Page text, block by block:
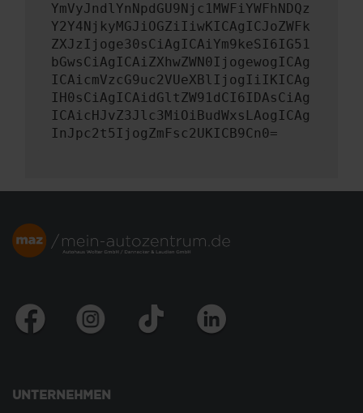
YmVyJndlYnNpdGU9Njc1MWFiYWFhNDQz
Y2Y4NjkyMGJiOGZiIiwKICAgICJoZWFk
ZXJzIjoge30sCiAgICAiYm9keSI6IG51
bGwsCiAgICAiZXhwZWN0IjogewogICAg
ICAicmVzcG9uc2VUeXBlIjogIiIKICAg
IH0sCiAgICAidGltZW91dCI6IDAsCiAg
ICAicHJvZ3Jlc3MiOiBudWxsLAogICAg
InJpc2t5IjogZmFsc2UKICB9Cn0=
UNTERNEHMEN